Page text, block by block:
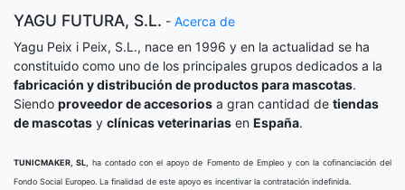
YAGU FUTURA, S.L. - Acerca de
Yagu Peix i Peix, S.L., nace en 1996 y en la actualidad se ha
constituido como uno de los principales grupos dedicados a la
fabricación y distribución de productos para mascotas.
Siendo proveedor de accesorios a gran cantidad de tiendas
de mascotas y clínicas veterinarias en España.
TUNICMAKER, SL,
ha contado con el apoyo de Fomento de Empleo y con la cofinanciación del
Fondo Social Europeo. La finalidad de este apoyo es incentivar la contratación indefinida.